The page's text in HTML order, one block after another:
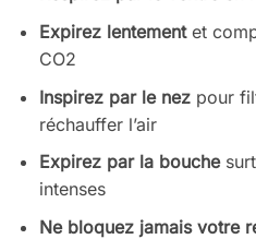
Expirez lentementet
CO2
Inspirez par le nezpour
réchauffer l’air
Expirez par la bouche
intenses
Ne bloquez jamais votre